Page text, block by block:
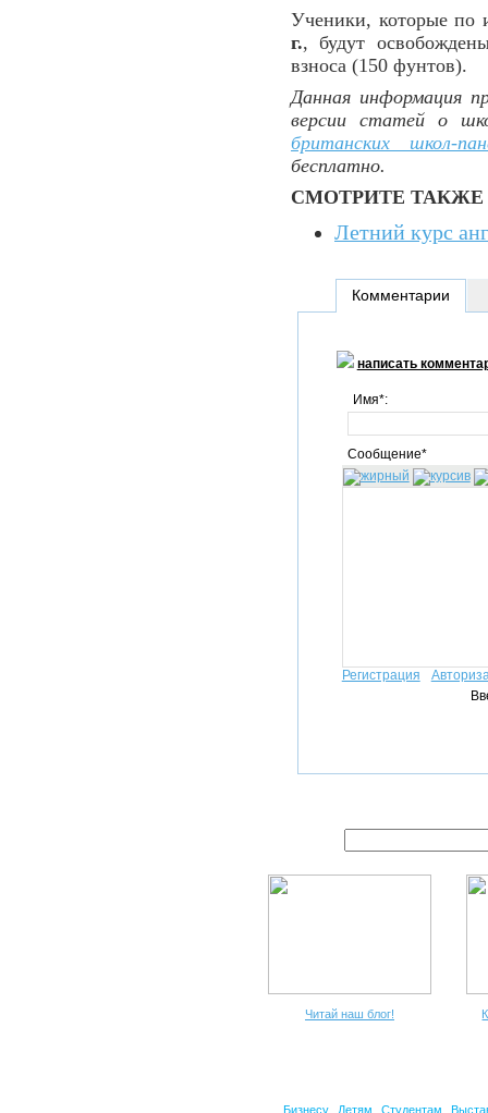
Ученики, которые по
г., будут
взноса (150 фунтов).
Данная информация
версии статей о
британских школ-
бесплатно.
СМОТРИТЕ ТАКЖЕ
Летний курс
Комментарии
написать
Имя*:
Сообщение*
Регистрация
Читай наш блог!
Бизнесу Детям Студентам